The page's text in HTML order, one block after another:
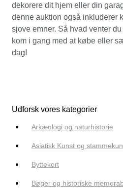
dekorere dit hjem eller din
denne auktion også inkluderer
sjove emner. Så hvad venter
kom i gang med at købe eller
dag!
Udforsk vores kategorier
Arkæologi og naturhistorie
Asiatisk Kunst og
Byttekort
Bøger og historiske